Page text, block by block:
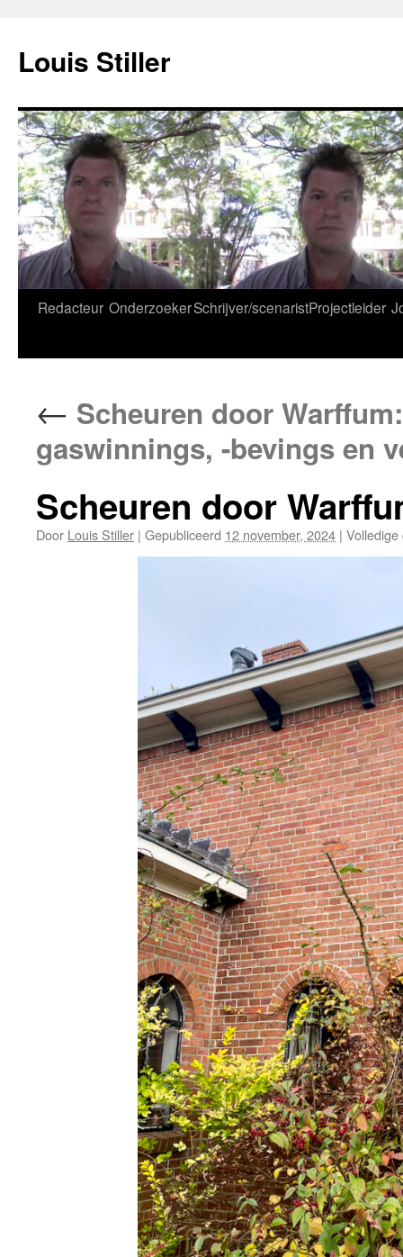
inhoud
Louis Stiller
Redacteur OnderzoekerSchrijver/scenaristProjectleider
← Scheuren door
gaswinnings, -bevings en
Scheuren door
Door Louis Stiller | Gepubliceerd 12 november, 2024 |